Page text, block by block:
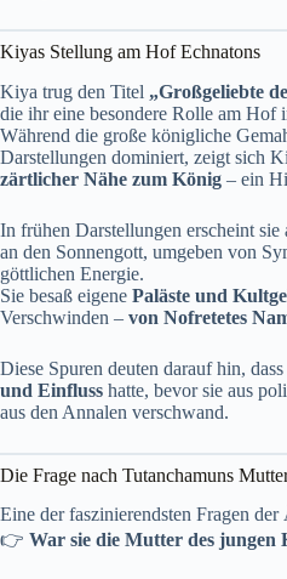
Kiyas Stellung am Hof Echnatons
Kiya trug den Titel „Großgeliebte
die ihr eine besondere Rolle am Hof
Während die große königliche
Darstellungen dominiert, zeigt sich
zärtlicher Nähe zum König – ein
In frühen Darstellungen erscheint
an den Sonnengott, umgeben von
göttlichen Energie.
Sie besaß eigene Paläste und
Verschwinden – von Nofretetes
Diese Spuren deuten darauf hin,
und Einfluss hatte, bevor sie aus
aus den Annalen verschwand.
Die Frage nach Tutanchamuns
Eine der faszinierendsten Fragen
👉 War sie die Mutter des jungen